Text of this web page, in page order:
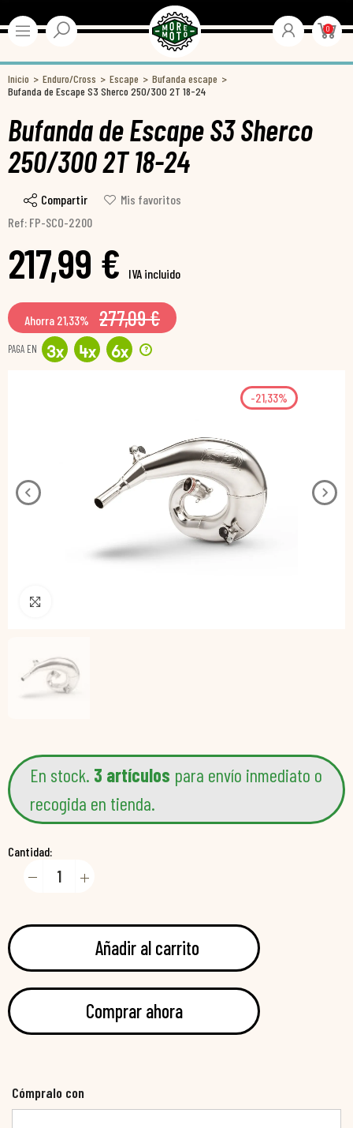
0
Inicio Enduro/Cross Escape
Bufanda escape
Bufanda de Escape S3 Sherco 250/300 2T 18-24
Bufanda de Escape S3 Sherco
250/300 2T 18-24
Compartir
Mis favoritos
Ref: FP-SCO-2200
217,99 € IVA incluido
Ahorra 21,33% 277,09 €
PAGA EN 3x 4x 6x ?
-21,33%
En stock. 3 artículos para envío inmediato o
recogida en tienda.
Cantidad:
Añadir al carrito
Comprar ahora
Cómpralo con